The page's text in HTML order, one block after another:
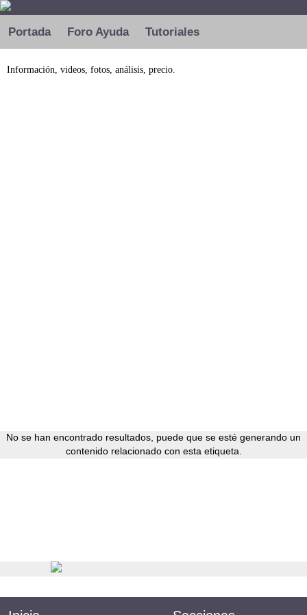
Portada Foro Ayuda Tutoriales
Información, videos, fotos, análisis, precio.
No se han encontrado resultados, puede que se esté generando un
contenido relacionado con esta etiqueta.